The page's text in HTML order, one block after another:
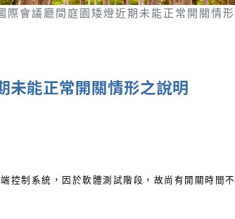
際會議廳間庭園矮燈近期未能正常開關情
未能正常開關情形之說明
制系統，因於軟體測試階段，故尚有開關時間